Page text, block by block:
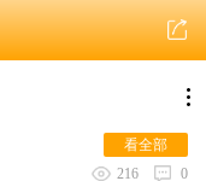
看全部
216
0